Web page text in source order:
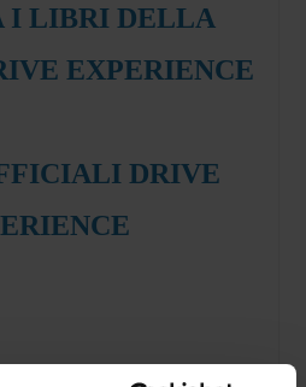
I LIBRI DELLA
EXPERIENCE
DRIVE